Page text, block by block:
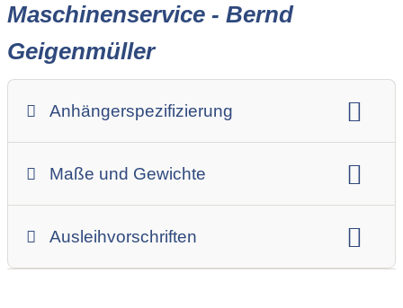
Maschinenservice - Bernd
Geigenmüller
Anhängerspezifizierung
Maße und Gewichte
Ausleihvorschriften